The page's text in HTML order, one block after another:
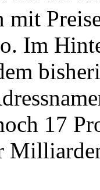
mit
Im
17